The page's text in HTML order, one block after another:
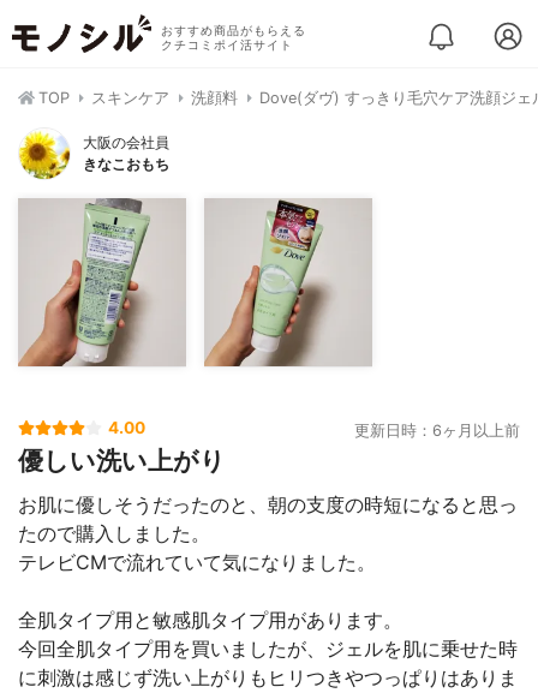
おすすめ商品がもらえる
クチコミポイ活サイト
TOP スキンケア 洗顔料 Dove(ダヴ) すっきり毛穴ケア洗顔ジェ
大阪の会社員
きなこおもち
4.00 更新日時：6ヶ月以上前
優しい洗い上がり
お肌に優しそうだったのと、朝の支度の時短になると思っ
たので購入しました。
テレビCMで流れていて気になりました。
全肌タイプ用と敏感肌タイプ用があります。
今回全肌タイプ用を買いましたが、ジェルを肌に乗せた時
に刺激は感じず洗い上がりもヒリつきやつっぱりはありま